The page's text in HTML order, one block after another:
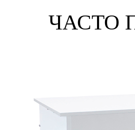
ЧАСТО